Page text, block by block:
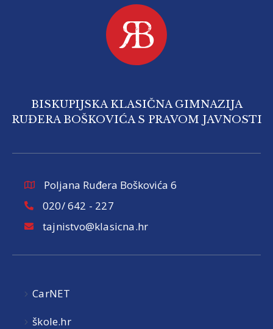
BISKUPIJSKA KLASIČNA GIMNAZIJA
RUĐERA BOŠKOVIĆA S PRAVOM JAVNOSTI
Poljana Ruđera Boškovića 6
020/ 642 - 227
tajnistvo@klasicna.hr
CarNET
škole.hr